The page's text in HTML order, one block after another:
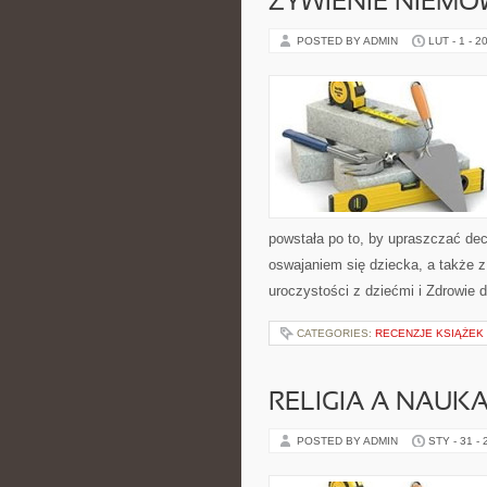
POSTED BY ADMIN LUT - 1 -
powstała po to, by upraszczać
oswajaniem się dziecka, a także
uroczystości z dziećmi i Zdrowie
CATEGORIES: RECENZJE KSIĄŻEK
RELIGIA A
POSTED BY ADMIN STY - 31 -